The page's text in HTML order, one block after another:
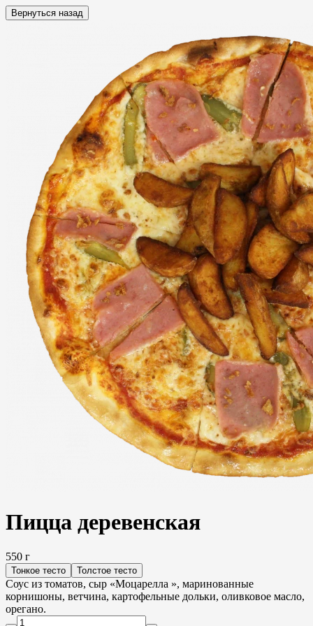
Вернуться назад
Пицца деревенская
550 г
Тонкое тесто Толстое тесто
Соус из томатов, сыр «Моцарелла », маринованные
корнишоны, ветчина, картофельные дольки, оливковое масло,
орегано.